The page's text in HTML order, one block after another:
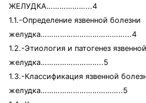
ЖЕЛУДКА………………...4
1.1.-Определение язвенной болезни
желудка…………………………………...4
1.2.-Этиология и патогенез
желудка………………………..5
1.3.-Классификация язвенной
желудка………………………………..5